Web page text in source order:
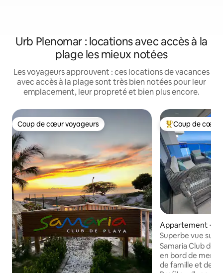
Urb Plenomar : locations avec accès à la
plage les mieux notées
Les voyageurs approuvent : ces locations de vacances
avec accès à la plage sont très bien notées pour leur
emplacement, leur propreté et bien plus encore.
Coup de cœur voyageurs
Coup de cœur voyageurs Coups de cœur
Coup de cœur
Appartement ⋅
strito Turístico
co)
Superbe vue sur
Samaria Beach
Samaria Club de
en bord de mer
de famille et des